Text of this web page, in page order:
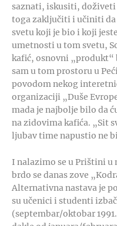
saznati, iskusiti,
toga zaključiti i učiniti
svetu koji je bio i koji
umetnosti u tom svetu,
kafić, osnovni „produkt“
sam u tom prostoru u
povodom nekog
organizaciji „Duše
mada je najbolje bilo da
na zidovima kafića. „Sit
ljubav time napustio ne
I nalazimo se u Prištini u
brdo se danas zove
Alternativna nastava je
su učenici i studenti
(septembar/oktobar